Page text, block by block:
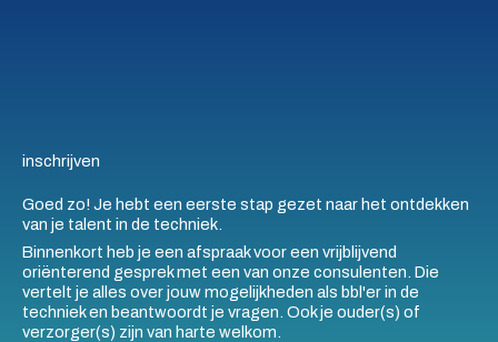
inschrijven
Goed zo! Je hebt een eerste stap gezet naar het ontdekken
van je talent in de techniek.
Binnenkort heb je een afspraak voor een vrijblijvend
oriënterend gesprek met een van onze consulenten. Die
vertelt je alles over jouw mogelijkheden als bbl'er in de
techniek en beantwoordt je vragen. Ook je ouder(s) of
verzorger(s) zijn van harte welkom.